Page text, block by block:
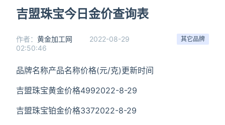
吉盟珠宝今日金价查询表
其它品牌
作者： 黄金加工网
2022-08-29
02:50:46
品牌名称产品名称价格(元/克)更新时间
吉盟珠宝黄金价格4992022-8-29
吉盟珠宝铂金价格3372022-8-29